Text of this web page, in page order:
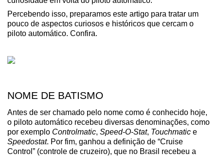
Percebendo isso, preparamos este artigo para tratar um
pouco de aspectos curiosos e históricos que cercam o
piloto automático. Confira.
NOME DE BATISMO
Antes de ser chamado pelo nome como é conhecido hoje,
o piloto automático recebeu diversas denominações, como
por exemplo Controlmatic, Speed-O-Stat, Touchmatic
Speedostat. Por fim, ganhou a definição de “Cruise
Control” (controle de cruzeiro), que no Brasil recebeu a